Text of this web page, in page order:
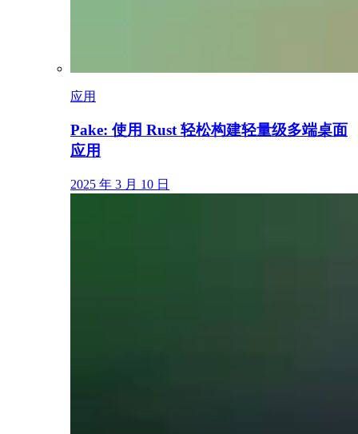
应用
Pake: 使用 Rust 轻松构建轻量级多端桌面
应用
2025 年 3 月 10 日